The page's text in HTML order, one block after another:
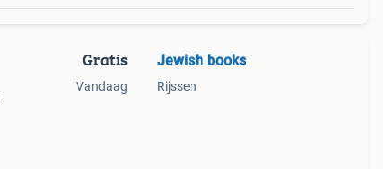
Gratis
Vandaag
Jewish books
Rijssen